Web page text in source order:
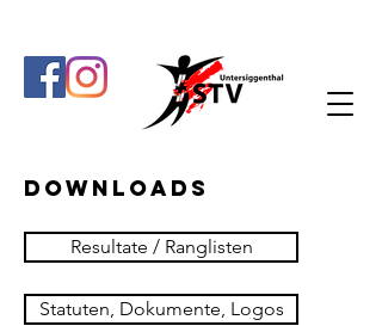
Downloads
Resultate / Ranglisten
Statuten, Dokumente, Logos